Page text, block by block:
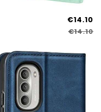
€14.10
€14.10